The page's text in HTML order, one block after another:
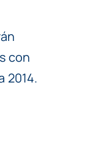
con
2014.